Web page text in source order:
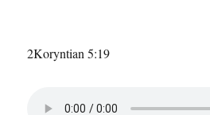
2Koryntian 5:19